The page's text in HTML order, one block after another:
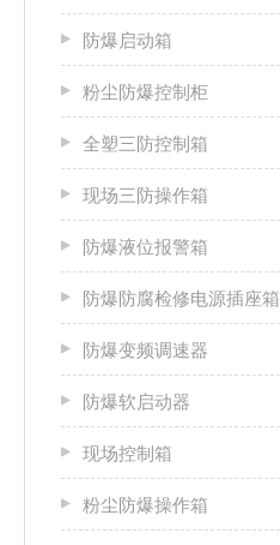
防爆启动箱
粉尘防爆控制柜
全塑三防控制箱
现场三防操作箱
防爆液位报警箱
防爆防腐检修电源插座箱
防爆变频调速器
防爆软启动器
现场控制箱
粉尘防爆操作箱